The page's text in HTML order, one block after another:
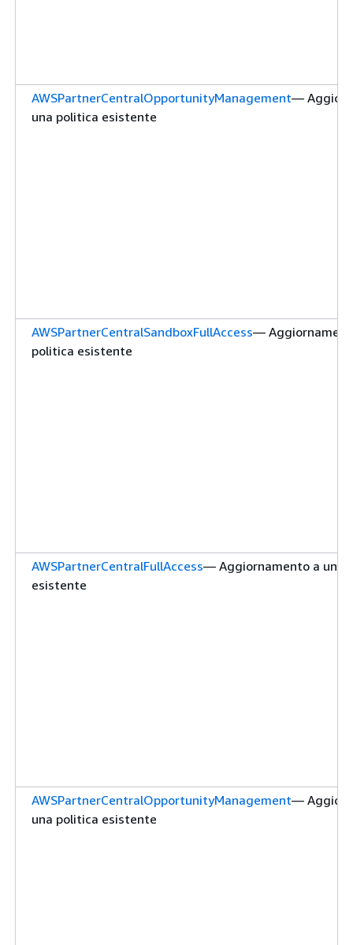
AWSPartnerCentralOpportunityManagement—
una politica esistente
AWSPartnerCentralSandboxFullAccess—
politica esistente
AWSPartnerCentralFullAccess— Aggiornamento a una
esistente
AWSPartnerCentralOpportunityManagement—
una politica esistente